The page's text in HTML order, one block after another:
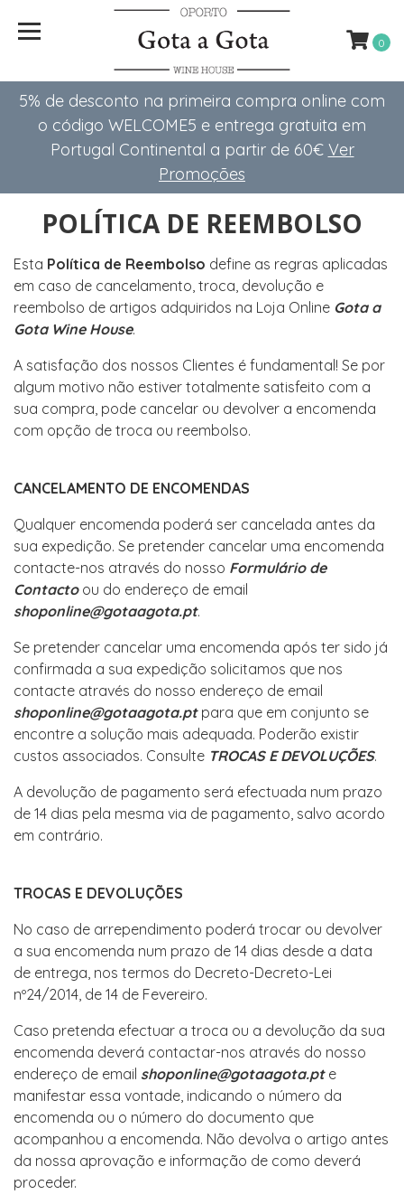
5% de desconto na primeira compra online com
o código WELCOME5 e entrega gratuita em
Portugal Continental a partir de 60€ Ver
Promoções
0
POLÍTICA DE REEMBOLSO
Esta Política de Reembolso define as regras aplicadas
em caso de cancelamento, troca, devolução e
reembolso de artigos adquiridos na Loja Online Gota a
Gota Wine House.
A satisfação dos nossos Clientes é fundamental! Se por
algum motivo não estiver totalmente satisfeito com a
sua compra, pode cancelar ou devolver a encomenda
com opção de troca ou reembolso.
CANCELAMENTO DE ENCOMENDAS
Qualquer encomenda poderá ser cancelada antes da
sua expedição. Se pretender cancelar uma encomenda
contacte-nos através do nosso Formulário de
Contactoou do endereço de email
shoponline@gotaagota.pt.
Se pretender cancelar uma encomenda após ter sido já
confirmada a sua expedição solicitamos que nos
contacte através do nosso endereço de email
shoponline@gotaagota.ptpara que em conjunto se
encontre a solução mais adequada. Poderão existir
custos associados. Consulte TROCAS E DEVOLUÇÕES.
A devolução de pagamento será efectuada num prazo
de 14 dias pela mesma via de pagamento, salvo acordo
em contrário.
TROCAS E DEVOLUÇÕES
No caso de arrependimento poderá trocar ou devolver
a sua encomenda num prazo de 14 dias desde a data
de entrega, nos termos do Decreto-Decreto-Lei
nº24/2014, de 14 de Fevereiro.
Caso pretenda efectuar a troca ou a devolução da sua
encomenda deverá contactar-nos através do nosso
endereço de email shoponline@gotaagota.pte
manifestar essa vontade, indicando o número da
encomenda ou o número do documento que
acompanhou a encomenda. Não devolva o artigo antes
da nossa aprovação e informação de como deverá
proceder.